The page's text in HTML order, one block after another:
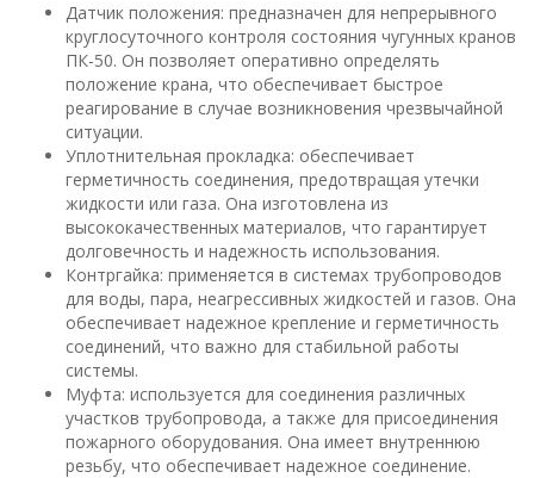
Датчик положения: предназначен для непрерывного
круглосуточного контроля состояния чугунных кранов
ПК-50. Он позволяет оперативно определять
положение крана, что обеспечивает быстрое
реагирование в случае возникновения чрезвычайной
ситуации.
Уплотнительная прокладка: обеспечивает
герметичность соединения, предотвращая утечки
жидкости или газа. Она изготовлена из
высококачественных материалов, что гарантирует
долговечность и надежность использования.
Контргайка: применяется в системах трубопроводов
для воды, пара, неагрессивных жидкостей и газов. Она
обеспечивает надежное крепление и герметичность
соединений, что важно для стабильной работы
системы.
Муфта: используется для соединения различных
участков трубопровода, а также для присоединения
пожарного оборудования. Она имеет внутреннюю
резьбу, что обеспечивает надежное соединение.